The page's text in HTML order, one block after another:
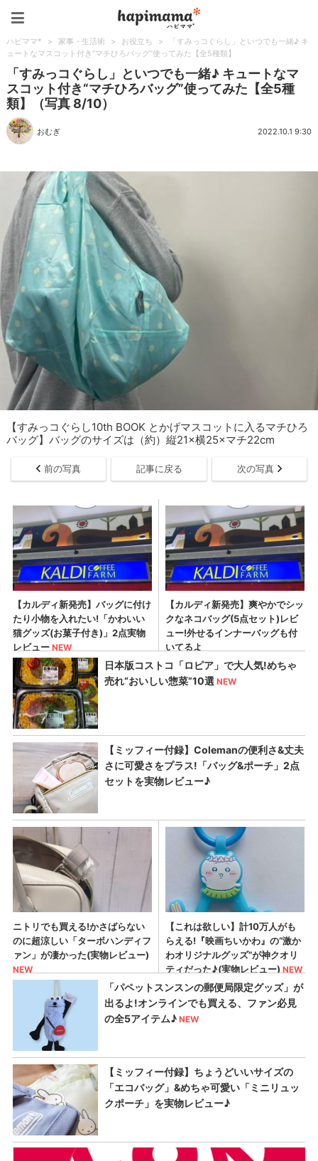
ハピママ* > 家事・生活術 > お役立ち >
「すみっコぐらし」といつでも一緒♪ キ
ュートなマスコット付き“マチひろバッグ”使ってみた【全5種類】
「すみっコぐらし」といつでも一緒♪ キュートなマ
スコット付き“マチひろバッグ”使ってみた【全5種
類】（写真 8/10）
おむぎ 2022.10.1 9:30
【すみっコぐらし10th BOOK とかげマスコットに入るマチひろ
バッグ】バッグのサイズは（約）縦21×横25×マチ22cm
前の写真 記事に戻る 次の写真